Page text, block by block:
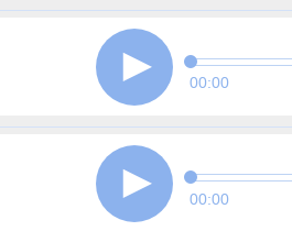
00:00
00:00